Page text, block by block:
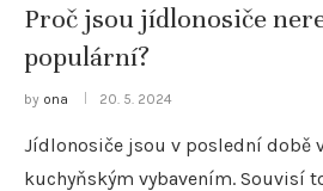
Proč jsou jídlonosiče
populární?
by ona 20. 5. 2024
Jídlonosiče jsou v poslední době
kuchyňským vybavením. Souvisí